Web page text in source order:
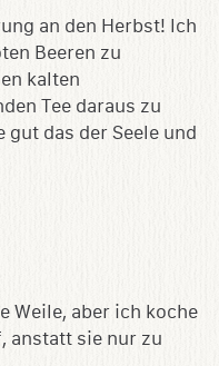
an den Herbst! Ich
Beeren zu
kalten
Tee daraus zu
das der Seele und
Weile, aber ich koche
anstatt sie nur zu